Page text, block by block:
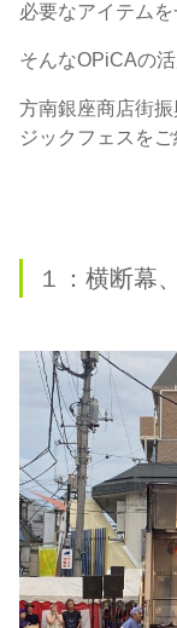
必要なアイテムを
そんなOPiCAの
方南銀座商店街
ジックフェスをご
１：横断幕